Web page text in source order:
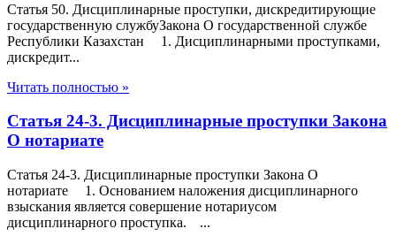
Статья 50. Дисциплинарные проступки, дискредитирующие
государственную службуЗакона О государственной службе
Республики Казахстан 1. Дисциплинарными проступками,
дискредит...
Читать полностью »
Статья 24-3. Дисциплинарные проступки Закона
О нотариате
Статья 24-3. Дисциплинарные проступки Закона О
нотариате 1. Основанием наложения дисциплинарного
взыскания является совершение нотариусом
дисциплинарного проступка. ...